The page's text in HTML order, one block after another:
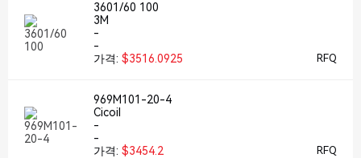
3601/60 100
3M
-
-
가격: $3516.0925 RFQ
969M101-20-4
Cicoil
-
-
가격: $3454.2 RFQ